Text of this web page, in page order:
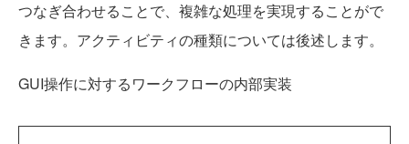
つなぎ合わせることで、複雑な処理を実現することがで
きます。アクティビティの種類については後述します。
GUI操作に対するワークフローの内部実装